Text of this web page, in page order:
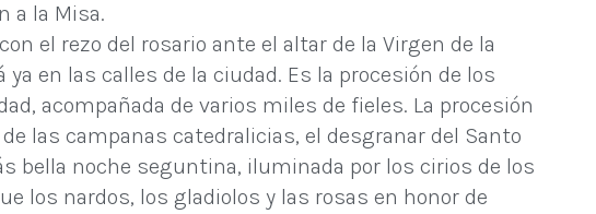
a la Misa.
el rezo del rosario ante el altar de la Virgen de la
en las calles de la ciudad. Es la procesión de los
acompañada de varios miles de fieles. La procesión
las campanas catedralicias, el desgranar del Santo
bella noche seguntina, iluminada por los cirios de los
los nardos, los gladiolos y las rosas en honor de